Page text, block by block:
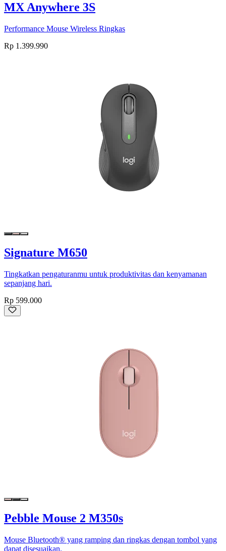
MX Anywhere 3S
Performance Mouse Wireless Ringkas
Rp 1.399.990
Signature M650
Tingkatkan pengaturanmu untuk produktivitas dan kenyamanan
sepanjang hari.
Rp 599.000
Pebble Mouse 2 M350s
Mouse Bluetooth® yang ramping dan ringkas dengan tombol yang
dapat disesuaikan.